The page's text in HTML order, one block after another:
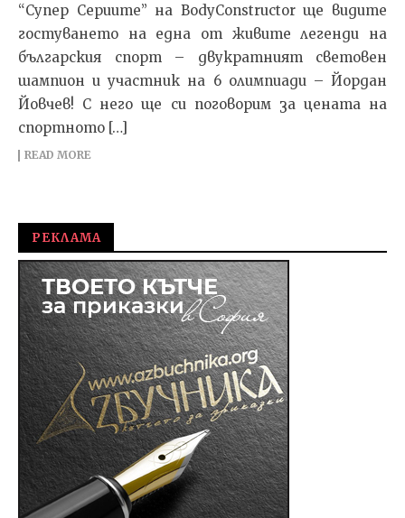
“Супер Сериите” на BodyConstructor ще видите
гостуването на една от живите легенди на
българския спорт – двукратният световен
шампион и участник на 6 олимпиади – Йордан
Йовчев! С него ще си поговорим за цената на
спортното […]
READ MORE
РЕКЛАМА